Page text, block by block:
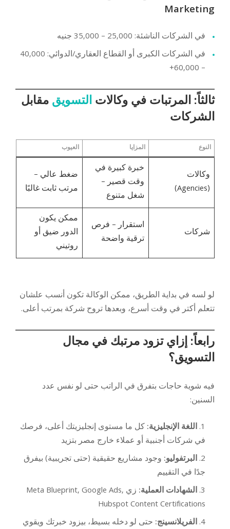
Marketing
في الشركات الناشئة: 25,000 – 35,000 جنيه
في الشركات الكبرى أو القطاع العقاري/الدوائي: 40,000
– 60,000+
ثالثاً: المرتبات في وكالاتالتسويقمقابل
الشركات
النوع المزايا العيوب
وكالات
(Agencies)
خبرة كبيرة في
وقت قصير –
شغل متنوع
ضغط عالي –
مرتب ثابت غالبًا
شركات
استقرار – فرص
ترقية واضحة
ممكن يكون
الدور ضيق أو
روتيني
لو لسه في بداية الطريق، ممكن الوكالة تكون أنسب علشان
تتعلم أكتر في وقت أسرع، وبعدها تروح شركة بمرتب أعلى.
رابعاً: إزاي تزود مرتبك في مجال
التسويق؟
فيه شوية حاجات بتفرق في الراتب حتى لو نفس عدد
السنين:
اللغة الإنجليزية:كل ما مستوى إنجليزيتك أعلى، فرصك
في شركات أجنبية أو عملاء خارج مصر بتزيد
البرتفوليو: وجود مشاريع حقيقية (حتى تجريبية) بيفرق
جدًا في التقييم
الشهادات العملية:
زي Meta Blueprint, Google Ads,
Hubspot Content Certifications
الفريلانسينج: حتى لو دخله بسيط، بيزود خبرتك ويقوي